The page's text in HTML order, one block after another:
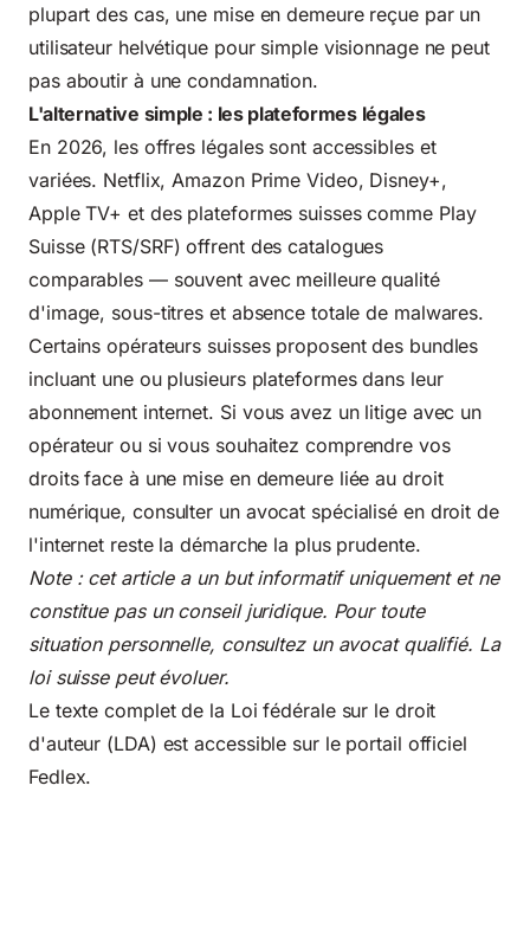
plupart des cas, une mise en demeure reçue par un
utilisateur helvétique pour simple visionnage ne peut
pas aboutir à une condamnation.
L'alternative simple : les plateformes légales
En 2026, les offres légales sont accessibles et
variées. Netflix, Amazon Prime Video, Disney+,
Apple TV+ et des plateformes suisses comme Play
Suisse (RTS/SRF) offrent des catalogues
comparables — souvent avec meilleure qualité
d'image, sous-titres et absence totale de malwares.
Certains opérateurs suisses proposent des bundles
incluant une ou plusieurs plateformes dans leur
abonnement internet. Si vous avez un litige avec un
opérateur ou si vous souhaitez comprendre vos
droits face à une mise en demeure liée au droit
numérique, consulter un avocat spécialisé en droit de
l'internet reste la démarche la plus prudente.
Note : cet article a un but informatif uniquement et ne
constitue pas un conseil juridique. Pour toute
situation personnelle, consultez un avocat qualifié. La
loi suisse peut évoluer.
Le texte complet de la Loi fédérale sur le droit
d'auteur (LDA) est accessible sur le portail officiel
Fedlex.